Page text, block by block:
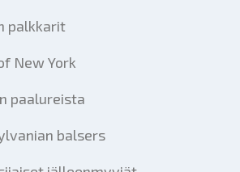
palkkarit
New York
paalureista
balsers